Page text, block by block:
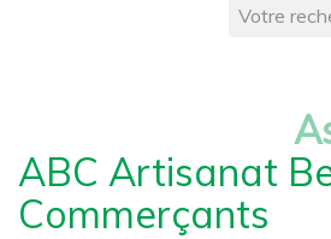
ABC Artisanat
Commerçants